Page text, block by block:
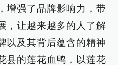
增强了品牌影响力，带
，让越来越多的人了解
以及其背后蕴含的精神
县的莲花血鸭，以莲花